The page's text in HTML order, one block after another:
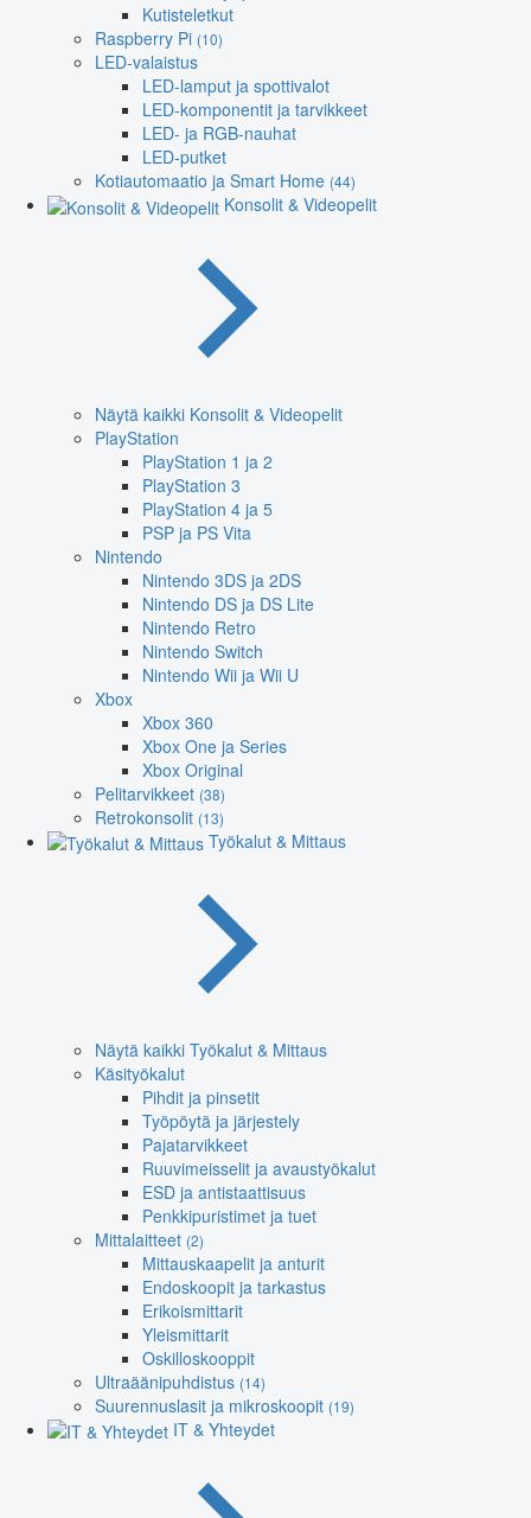
Kutisteletkut
Raspberry Pi (10)
LED-valaistus
LED-lamput ja spottivalot
LED-komponentit ja tarvikkeet
LED- ja RGB-nauhat
LED-putket
Kotiautomaatio ja Smart Home (44)
Konsolit & Videopelit
Näytä kaikki Konsolit & Videopelit
PlayStation
PlayStation 1 ja 2
PlayStation 3
PlayStation 4 ja 5
PSP ja PS Vita
Nintendo
Nintendo 3DS ja 2DS
Nintendo DS ja DS Lite
Nintendo Retro
Nintendo Switch
Nintendo Wii ja Wii U
Xbox
Xbox 360
Xbox One ja Series
Xbox Original
Pelitarvikkeet (38)
Retrokonsolit (13)
Työkalut & Mittaus
Näytä kaikki Työkalut & Mittaus
Käsityökalut
Pihdit ja pinsetit
Työpöytä ja järjestely
Pajatarvikkeet
Ruuvimeisselit ja avaustyökalut
ESD ja antistaattisuus
Penkkipuristimet ja tuet
Mittalaitteet (2)
Mittauskaapelit ja anturit
Endoskoopit ja tarkastus
Erikoismittarit
Yleismittarit
Oskilloskooppit
Ultraäänipuhdistus (14)
Suurennuslasit ja mikroskoopit (19)
IT & Yhteydet